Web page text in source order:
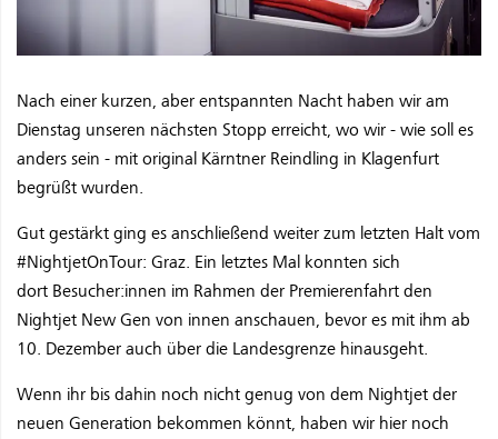
Nach einer kurzen, aber entspannten Nacht haben wir am
Dienstag unseren nächsten Stopp erreicht, wo wir - wie soll es
anders sein - mit original Kärntner Reindling in Klagenfurt
begrüßt wurden.
Gut gestärkt ging es anschließend weiter zum letzten Halt vom
#NightjetOnTour: Graz. Ein letztes Mal konnten sich
dort Besucher:innen im Rahmen der Premierenfahrt den
Nightjet New Gen von innen anschauen, bevor es mit ihm ab
10. Dezember auch über die Landesgrenze hinausgeht.
Wenn ihr bis dahin noch nicht genug von dem Nightjet der
neuen Generation bekommen könnt, haben wir hier noch